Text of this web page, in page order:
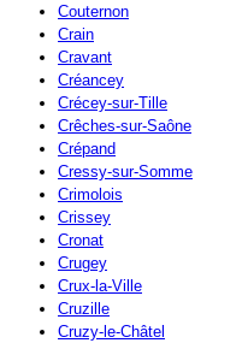
Couternon
Crain
Cravant
Créancey
Crécey-sur-Tille
Crêches-sur-Saône
Crépand
Cressy-sur-Somme
Crimolois
Crissey
Cronat
Crugey
Crux-la-Ville
Cruzille
Cruzy-le-Châtel